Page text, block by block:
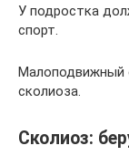
У подростка
спорт.
Малоподвижный
сколиоза.
Сколиоз: